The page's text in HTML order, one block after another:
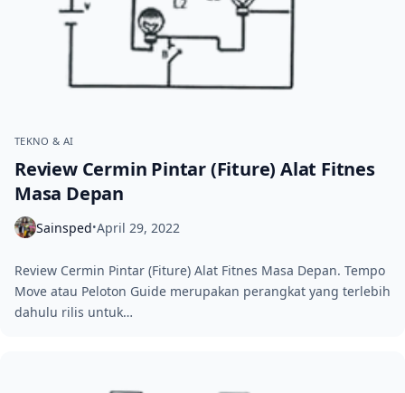
TEKNO & AI
Review Cermin Pintar (Fiture) Alat Fitnes
Masa Depan
Sainsped•April 29, 2022
Review Cermin Pintar (Fiture) Alat Fitnes Masa Depan. Tempo
Move atau Peloton Guide merupakan perangkat yang terlebih
dahulu rilis untuk…